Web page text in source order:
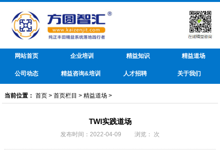
网站首页 企业培训 精益知识 精益道场
公司动态 精益咨询&培训 人才招聘 关于我们
当前位置： 首页 >首页栏目 >精益道场 >
TWI实践道场
发布时间：2022-04-09 浏览： 次